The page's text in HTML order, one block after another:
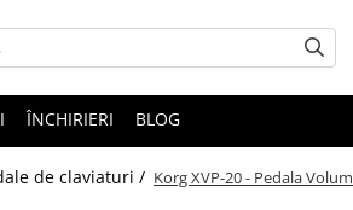
ÎNCHIRIERI BLOG
de claviaturi / Korg XVP-20 - Pedala Volum